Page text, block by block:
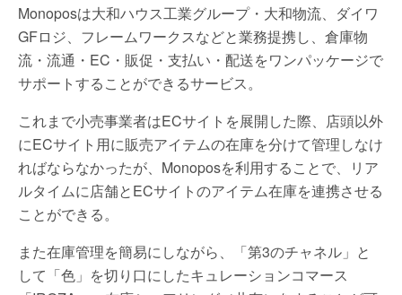
Monoposは大和ハウス工業グループ・大和物流、ダイワ
GFロジ、フレームワークスなどと業務提携し、倉庫物
流・流通・EC・販促・支払い・配送をワンパッケージで
サポートすることができるサービス。
これまで小売事業者はECサイトを展開した際、店頭以外
にECサイト用に販売アイテムの在庫を分けて管理しなけ
ればならなかったが、Monoposを利用することで、リア
ルタイムに店舗とECサイトのアイテム在庫を連携させる
ことができる。
また在庫管理を簡易にしながら、「第3のチャネル」と
して「色」を切り口にしたキュレーションコマース